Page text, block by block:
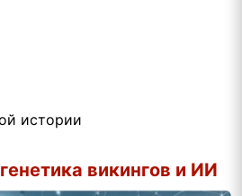
истории
викингов и ИИ